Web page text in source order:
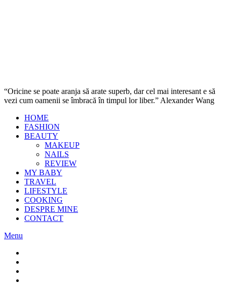
“Oricine se poate aranja să arate superb, dar cel mai interesant e să
vezi cum oamenii se îmbracă în timpul lor liber.” Alexander Wang
HOME
FASHION
BEAUTY
MAKEUP
NAILS
REVIEW
MY BABY
TRAVEL
LIFESTYLE
COOKING
DESPRE MINE
CONTACT
Menu